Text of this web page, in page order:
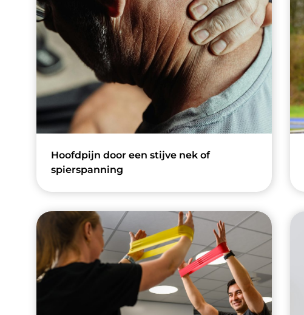
Hoofdpijn door een stijve nek of
spierspanning